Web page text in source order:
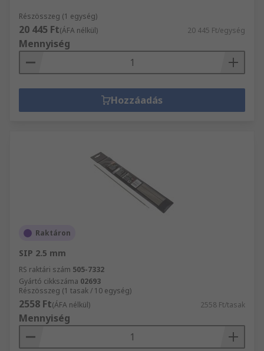
Részösszeg (1 egység)
20 445 Ft(ÁFA nélkül) 20 445 Ft/egység
Mennyiség
Hozzáadás
Raktáron
SIP 2.5 mm
RS raktári szám 505-7332
Gyártó cikkszáma 02693
Részösszeg (1 tasak / 10 egység)
2558 Ft(ÁFA nélkül) 2558 Ft/tasak
Mennyiség